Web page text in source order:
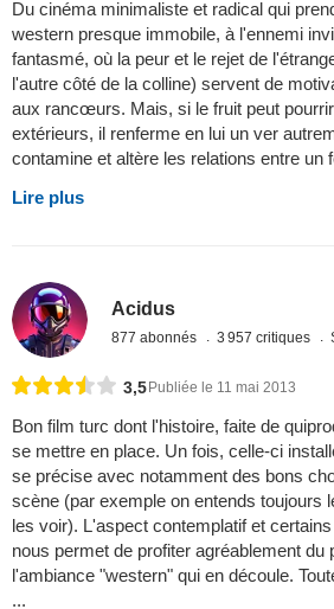
Du cinéma minimaliste et radical qui
western presque immobile, à l'ennemi
fantasmé, où la peur et le rejet de
l'autre côté de la colline) servent de
aux rancœurs. Mais, si le fruit peut
extérieurs, il renferme en lui un ver
contamine et altère les relations entre un
Lire plus
Acidus
877 abonnés 3 957 critiques
3,5Publiée le 11 mai 2013
Bon film turc dont l'histoire, faite de
se mettre en place. Un fois, celle-ci
se précise avec notamment des bons
scène (par exemple on entends toujours
les voir). L'aspect contemplatif et
nous permet de profiter agréablement du
l'ambiance "western" qui en découle.
...